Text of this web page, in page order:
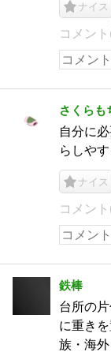
ナイス
コメン
さくらも
自分に
らしや
ナイス
コメン
鉄棒
台所の
に重き
族・海